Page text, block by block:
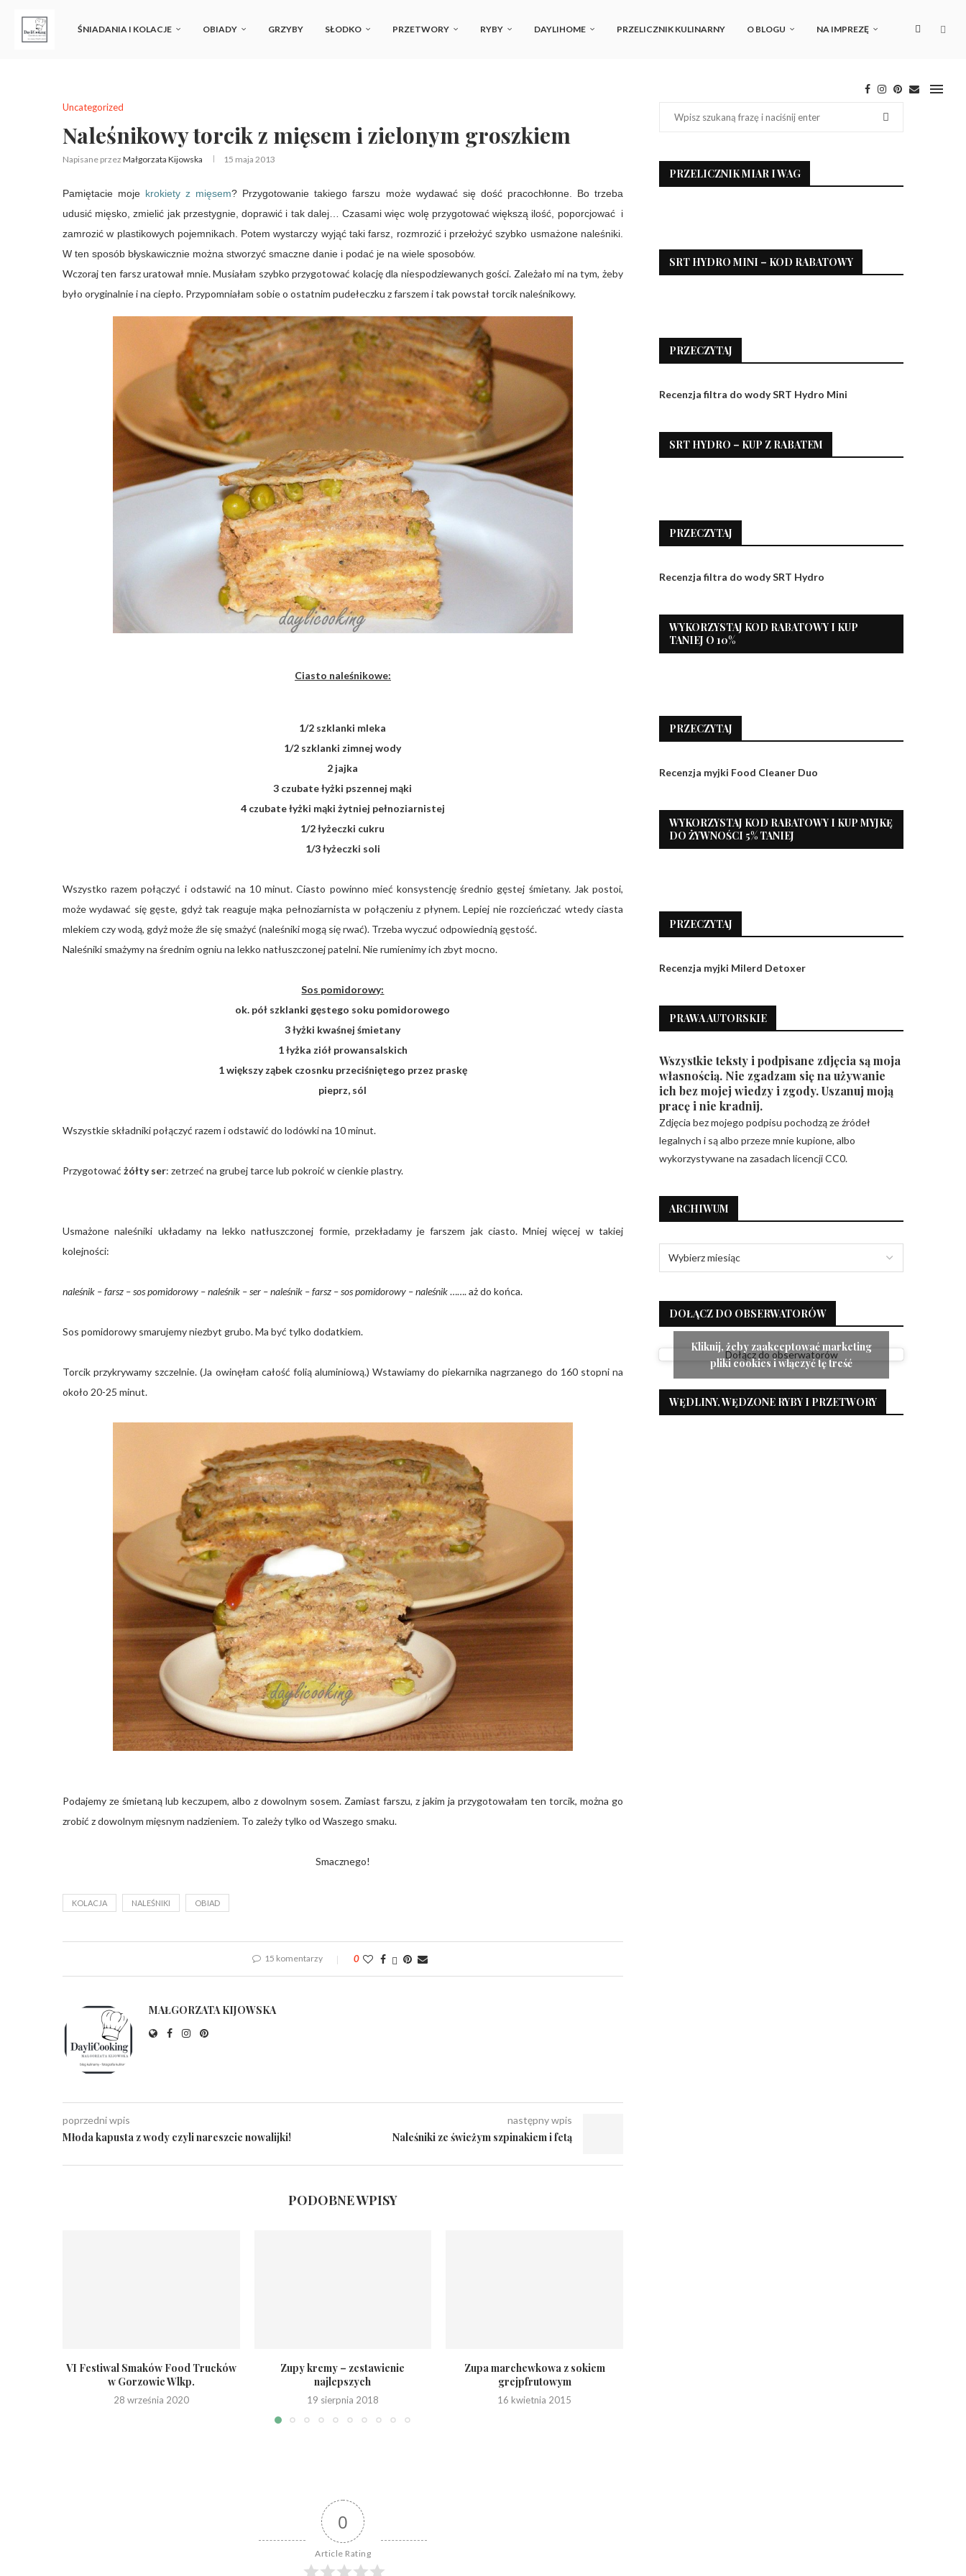
ŚNIADANIA I KOLACJE OBIADY GRZYBY SŁODKO PRZETWORY RYBY DAYLIHOME PRZELICZNIK KULINARNY O BLOGU NA IMPREZĘ
Uncategorized
Naleśnikowy torcik z mięsem i zielonym groszkiem
Napisane przez Małgorzata Kijowska 15 maja 2013
Pamiętacie moje krokiety z mięsem? Przygotowanie takiego farszu może wydawać się dość pracochłonne. Bo trzeba
udusić mięsko, zmielić jak przestygnie, doprawić i tak dalej…Czasamiwięc wolę przygotować większą ilość, poporcjować i
zamrozić w plastikowych pojemnikach.
Potem wystarczy wyjąć taki farsz, rozmrozić i przełożyć szybko usmażone naleśniki.
W ten sposób błyskawicznie można stworzyć smaczne danie i podać je na wiele sposobów.
Wczoraj ten farsz uratował mnie. Musiałam szybko przygotować kolację dla niespodziewanych gości. Zależało mi na tym, żeby
było oryginalnie i na ciepło. Przypomniałam sobie o ostatnim pudełeczku z farszem i tak powstał torcik naleśnikowy.
Ciasto naleśnikowe:
1/2 szklanki mleka
1/2 szklanki zimnej wody
2 jajka
3 czubate łyżki pszennej mąki
4 czubate łyżki mąki żytniej pełnoziarnistej
1/2 łyżeczki cukru
1/3 łyżeczki soli
Wszystko razem połączyć i odstawić na 10 minut. Ciasto powinno mieć konsystencję średnio gęstej śmietany. Jak postoi,
może wydawać się gęste, gdyż tak reaguje mąka pełnoziarnista w połączeniu z płynem. Lepiej nie rozcieńczać wtedy ciasta
mlekiem czy wodą, gdyż może źle się smażyć (naleśniki mogą się rwać). Trzeba wyczuć odpowiednią gęstość.
Naleśniki smażymy na średnim ogniu na lekko natłuszczonej patelni. Nie rumienimy ich zbyt mocno.
Sos pomidorowy:
ok. pół szklanki gęstego soku pomidorowego
3 łyżki kwaśnej śmietany
1 łyżka ziół prowansalskich
1 większy ząbek czosnku przeciśniętego przez praskę
pieprz, sól
Wszystkie składniki połączyć razem i odstawić do lodówki na 10 minut.
Przygotować żółty ser: zetrzeć na grubej tarce lub pokroić w cienkie plastry.
Usmażone naleśniki układamy na lekko natłuszczonej formie, przekładamy je farszem jak ciasto. Mniej więcej w takiej
kolejności:
naleśnik – farsz – sos pomidorowy – naleśnik – ser – naleśnik – farsz – sos pomidorowy – naleśnik……. aż do końca.
Sos pomidorowy smarujemy niezbyt grubo. Ma być tylko dodatkiem.
Torcik przykrywamy szczelnie. (Ja owinęłam całość folią aluminiową.) Wstawiamy do piekarnika nagrzanego do 160 stopni na
około 20-25 minut.
Podajemy ze śmietaną lub keczupem, albo z dowolnym sosem. Zamiast farszu, z jakim ja przygotowałam ten torcik, można go
zrobić z dowolnym mięsnym nadzieniem. To zależy tylko od Waszego smaku.
Smacznego!
KOLACJA NALEŚNIKI OBIAD
15 komentarzy 0
MAŁGORZATA KIJOWSKA
poprzedni wpis
Młoda kapusta z wody czyli nareszcie nowalijki!
następny wpis
Naleśniki ze świeżym szpinakiem i fetą
PODOBNE WPISY
VI Festiwal Smaków Food Trucków
w Gorzowie Wlkp.
28 września 2020
Zupy kremy – zestawienie
najlepszych
19 sierpnia 2018
Zupa marchewkowa z sokiem
grejpfrutowym
16 kwietnia 2015
0
Article Rating
PRZELICZNIK MIAR I WAG
SRT HYDRO MINI – KOD RABATOWY
PRZECZYTAJ
Recenzja filtra do wody SRT Hydro Mini
SRT HYDRO – KUP Z RABATEM
PRZECZYTAJ
Recenzja filtra do wody SRT Hydro
WYKORZYSTAJ KOD RABATOWY I KUP
TANIEJ O 10%
PRZECZYTAJ
Recenzja myjki Food Cleaner Duo
WYKORZYSTAJ KOD RABATOWY I KUP MYJKĘ
DO ŻYWNOŚCI 5% TANIEJ
PRZECZYTAJ
Recenzja myjki Milerd Detoxer
PRAWA AUTORSKIE
Wszystkie teksty i podpisane zdjęcia są moja
własnością. Nie zgadzam się na używanie
ich bez mojej wiedzy i zgody. Uszanuj moją
pracę i nie kradnij.
Zdjęcia bez mojego podpisu pochodzą ze źródeł
legalnych i są albo przeze mnie kupione, albo
wykorzystywane na zasadach licencji CC0.
ARCHIWUM
DOŁĄCZ DO OBSERWATORÓW
Dołącz do obserwatorów
Kliknij, żeby zaakceptować marketing
pliki cookies i włączyć tę treść
WĘDLINY, WĘDZONE RYBY I PRZETWORY